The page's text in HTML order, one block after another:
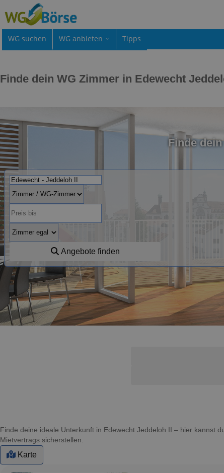
WG suchen WG anbieten Tipps
Finde dein WG Zimmer in Edewecht
Finde
Angebote finden
Finde deine ideale Unterkunft in Edewecht Jeddeloh II – hier kannst
Mietvertrags sicherstellen.
Karte